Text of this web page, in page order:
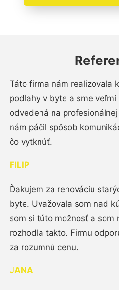
Táto firma nám realizovala
podlahy v byte a sme veľmi
odvedená na
nám páčil spôsob
čo vytknúť.
FILIP
Ďakujem za renováciu
byte. Uvažovala som nad
som si túto možnosť a som
rozhodla takto. Firmu
za rozumnú cenu.
JANA